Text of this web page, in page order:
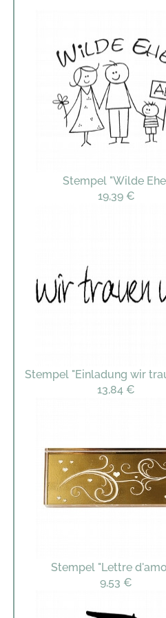
Stempel "Wilde
19,39 €
Stempel "Einladung wir
13,84 €
Stempel "Lettre
9,53 €